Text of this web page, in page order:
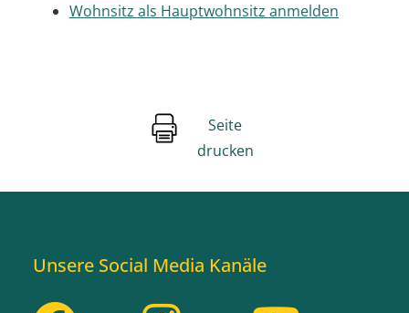
Wohnsitz als Hauptwohnsitz anmelden
Seite
drucken
Unsere Social Media Kanäle